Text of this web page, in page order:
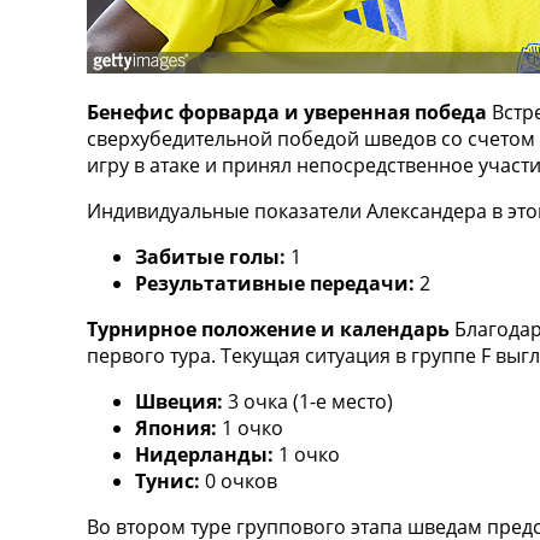
ТВ программа
RU
Categories
Новости футбола
Трансферы
Новости футбола Украины
Последние комментарии
Конкурс прогнозов
Логин
Рейтинги
Правила
Коллективный прогноз
Турниры
Украина. Премьер-Лига
Бенефис форварда и уверенная победа
сверхубедительной победой шведов со
игру в атаке и принял непосредственное
Индивидуальные показатели Александера в
Забитые голы: 1
Результативные передачи: 2
Турнирное положение и календарь
первого тура. Текущая ситуация в группе F
Швеция: 3 очка (1-е место)
Япония: 1 очко
Нидерланды: 1 очко
Тунис: 0 очков
Во втором туре группового этапа шведам